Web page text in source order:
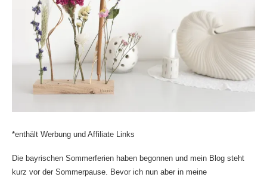
*enthält Werbung und Affiliate Links
Die bayrischen Sommerferien haben begonnen und mein Blog steht
kurz vor der Sommerpause. Bevor ich nun aber in meine